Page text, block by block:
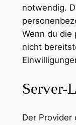
notwendig.
Wenn du die
nicht
Server-
Der